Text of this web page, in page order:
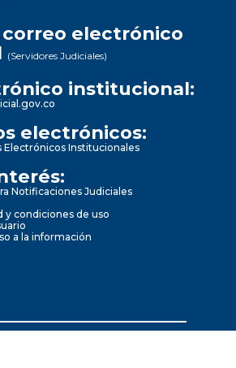
correo electrónico
(Servidores Judiciales)
institucional:
electrónicos:
Institucionales
Notificaciones Judiciales
y condiciones de uso
a la información